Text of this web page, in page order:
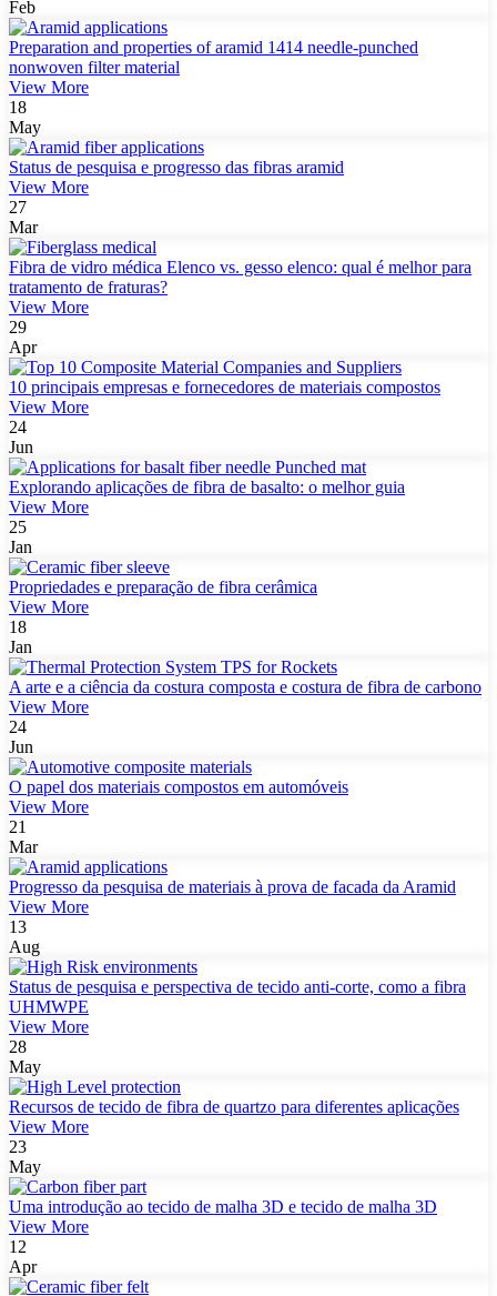
Feb
Preparation and properties of aramid 1414 needle-punched
nonwoven filter material
View More
18
May
Status de pesquisa e progresso das fibras aramid
View More
27
Mar
Fibra de vidro médica Elenco vs. gesso elenco: qual é melhor para
tratamento de fraturas?
View More
29
Apr
10 principais empresas e fornecedores de materiais compostos
View More
24
Jun
Explorando aplicações de fibra de basalto: o melhor guia
View More
25
Jan
Propriedades e preparação de fibra cerâmica
View More
18
Jan
A arte e a ciência da costura composta e costura de fibra de carbono
View More
24
Jun
O papel dos materiais compostos em automóveis
View More
21
Mar
Progresso da pesquisa de materiais à prova de facada da Aramid
View More
13
Aug
Status de pesquisa e perspectiva de tecido anti-corte, como a fibra
UHMWPE
View More
28
May
Recursos de tecido de fibra de quartzo para diferentes aplicações
View More
23
May
Uma introdução ao tecido de malha 3D e tecido de malha 3D
View More
12
Apr